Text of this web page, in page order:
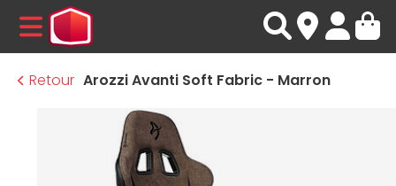
MENU
Retour Arozzi Avanti Soft Fabric - Marron